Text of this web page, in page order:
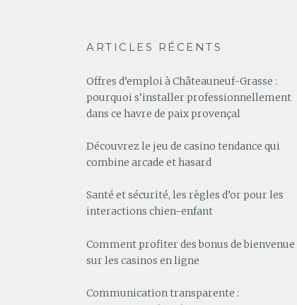
ARTICLES RÉCENTS
Offres d’emploi à Châteauneuf-Grasse :
pourquoi s’installer professionnellement
dans ce havre de paix provençal
Découvrez le jeu de casino tendance qui
combine arcade et hasard
Santé et sécurité, les règles d’or pour les
interactions chien-enfant
Comment profiter des bonus de bienvenue
sur les casinos en ligne
Communication transparente :